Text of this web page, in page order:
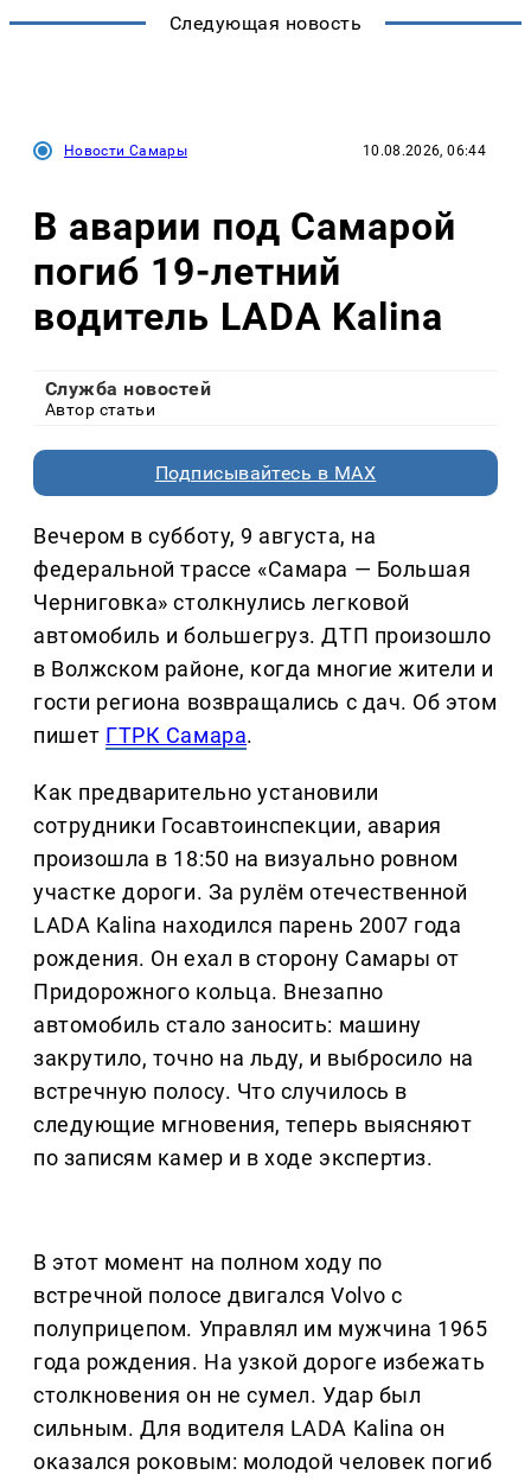
Следующая новость
Новости Самары 10.08.2026, 06:44
В аварии под Самарой
погиб 19-летний
водитель LADA Kalina
Служба новостей
Автор статьи
Подписывайтесь в MAX
Вечером в субботу, 9 августа, на
федеральной трассе «Самара — Большая
Черниговка» столкнулись легковой
автомобиль и большегруз. ДТП произошло
в Волжском районе, когда многие жители и
гости региона возвращались с дач. Об этом
пишет ГТРК Самара.
Как предварительно установили
сотрудники Госавтоинспекции, авария
произошла в 18:50 на визуально ровном
участке дороги. За рулём отечественной
LADA Kalina находился парень 2007 года
рождения. Он ехал в сторону Самары от
Придорожного кольца. Внезапно
автомобиль стало заносить: машину
закрутило, точно на льду, и выбросило на
встречную полосу. Что случилось в
следующие мгновения, теперь выясняют
по записям камер и в ходе экспертиз.
В этот момент на полном ходу по
встречной полосе двигался Volvo с
полуприцепом. Управлял им мужчина 1965
года рождения. На узкой дороге избежать
столкновения он не сумел. Удар был
сильным. Для водителя LADA Kalina он
оказался роковым: молодой человек погиб